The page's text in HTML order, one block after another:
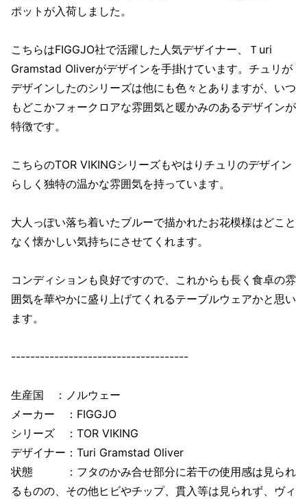
ポットが入荷しました。
こちらはFIGGJO社で活躍した人気デザイナー、Ｔuri
Gramstad Oliverがデザインを手掛けています。チュリが
デザインしたのシリーズは他にも色々とありますが、いつ
もどこかフォークロアな雰囲気と暖かみのあるデザインが
特徴です。
こちらのTOR VIKINGシリーズもやはりチュリのデザイン
らしく独特の温かな雰囲気を持っています。
大人っぽい落ち着いたブルーで描かれたお花模様はどこと
なく懐かしい気持ちにさせてくれます。
コンディションも良好ですので、これからも長く食卓の雰
囲気を華やかに盛り上げてくれるテーブルウェアかと思い
ます。
-------------------------------------
生産国 ：ノルウェー
メーカー ：FIGGJO
シリーズ ：TOR VIKING
デザイナー：Turi Gramstad Oliver
状態 ：フタのかみ合せ部分に若干の使用感は見られ
るものの、その他ヒビやチップ、貫入等は見られず、ヴィ